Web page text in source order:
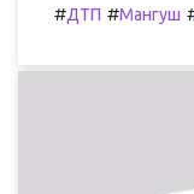
#ДТП #Мангуш